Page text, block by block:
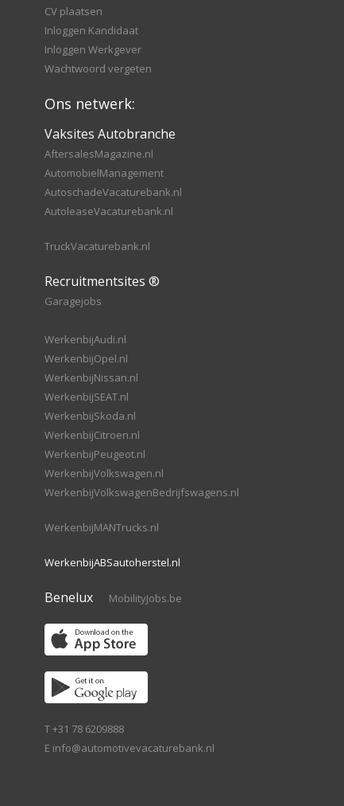
CV plaatsen
Inloggen Kandidaat
Inloggen Werkgever
Wachtwoord vergeten
Ons netwerk:
Vaksites Autobranche
AftersalesMagazine.nl
AutomobielManagement
AutoschadeVacaturebank.nl
AutoleaseVacaturebank.nl
TruckVacaturebank.nl
Recruitmentsites ®
Garagejobs
WerkenbijAudi.nl
WerkenbijOpel.nl
WerkenbijNissan.nl
WerkenbijSEAT.nl
WerkenbijSkoda.nl
WerkenbijCitroen.nl
WerkenbijPeugeot.nl
WerkenbijVolkswagen.nl
WerkenbijVolkswagenBedrijfswagens.nl
WerkenbijMANTrucks.nl
WerkenbijABSautoherstel.nl
Benelux MobilityJobs.be
T +31 78 6209888
E info@automotivevacaturebank.nl